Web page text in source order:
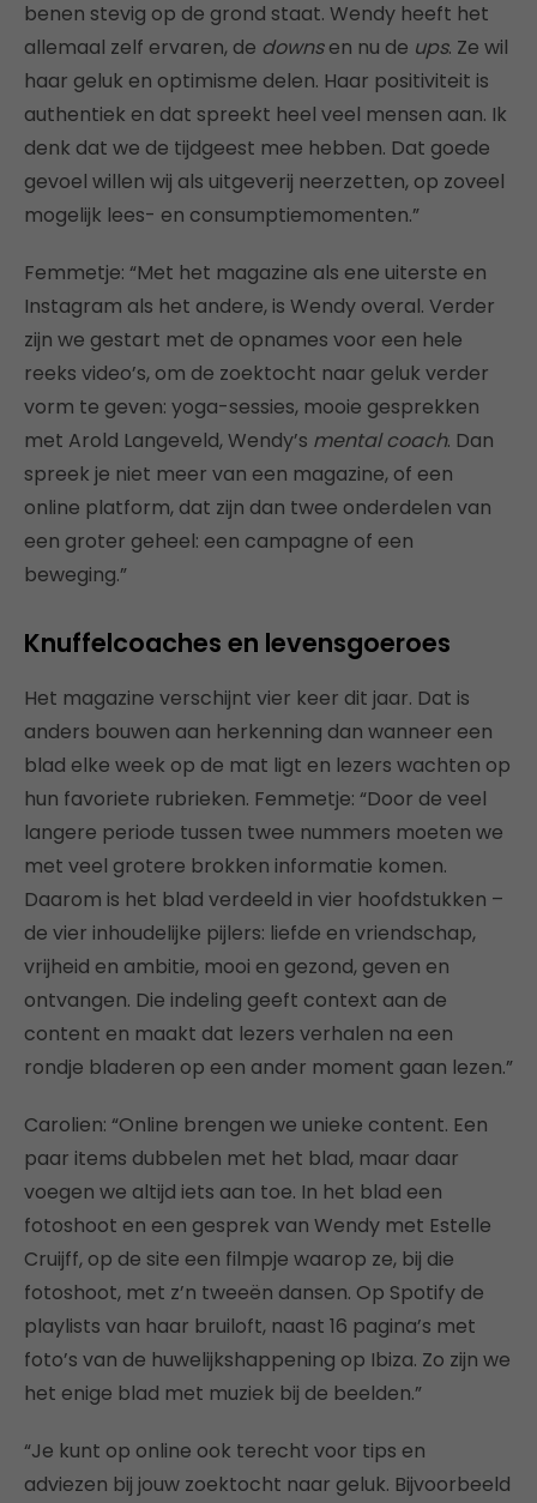
benen stevig op de grond staat. Wendy heeft het
allemaal zelf ervaren, de downsen nu de ups. Ze wil
haar geluk en optimisme delen. Haar positiviteit is
authentiek en dat spreekt heel veel mensen aan. Ik
denk dat we de tijdgeest mee hebben. Dat goede
gevoel willen wij als uitgeverij neerzetten, op zoveel
mogelijk lees- en consumptiemomenten.”
Femmetje: “Met het magazine als ene uiterste en
Instagram als het andere, is Wendy overal. Verder
zijn we gestart met de opnames voor een hele
reeks video’s, om de zoektocht naar geluk verder
vorm te geven: yoga-sessies, mooie gesprekken
met Arold Langeveld, Wendy’s mental coach. Dan
spreek je niet meer van een magazine, of een
online platform, dat zijn dan twee onderdelen van
een groter geheel: een campagne of een
beweging.”
Knuffelcoaches en levensgoeroes
Het magazine verschijnt vier keer dit jaar. Dat is
anders bouwen aan herkenning dan wanneer een
blad elke week op de mat ligt en lezers wachten op
hun favoriete rubrieken. Femmetje: “Door de veel
langere periode tussen twee nummers moeten we
met veel grotere brokken informatie komen.
Daarom is het blad verdeeld in vier hoofdstukken –
de vier inhoudelijke pijlers: liefde en vriendschap,
vrijheid en ambitie, mooi en gezond, geven en
ontvangen. Die indeling geeft context aan de
content en maakt dat lezers verhalen na een
rondje bladeren op een ander moment gaan lezen.”
Carolien: “Online brengen we unieke content. Een
paar items dubbelen met het blad, maar daar
voegen we altijd iets aan toe. In het blad een
fotoshoot en een gesprek van Wendy met Estelle
Cruijff, op de site een filmpje waarop ze, bij die
fotoshoot, met z’n tweeën dansen. Op Spotify de
playlists van haar bruiloft, naast 16 pagina’s met
foto’s van de huwelijkshappening op Ibiza. Zo zijn we
het enige blad met muziek bij de beelden.”
“Je kunt op online ook terecht voor tips en
adviezen bij jouw zoektocht naar geluk. Bijvoorbeeld